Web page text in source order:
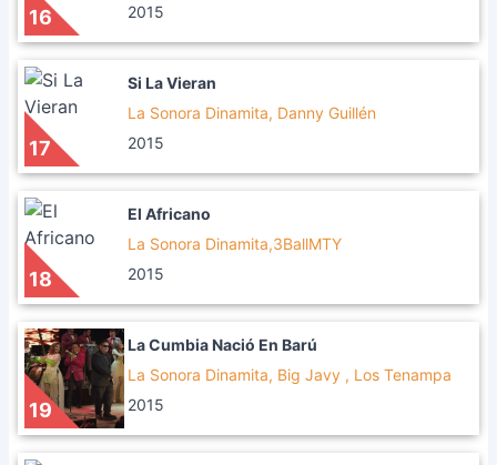
16
2015
17
Si La Vieran
La Sonora Dinamita, Danny Guillén
2015
18
El Africano
La Sonora Dinamita,3BallMTY
2015
19
La Cumbia Nació En Barú
La Sonora Dinamita, Big Javy , Los Tenampa
2015